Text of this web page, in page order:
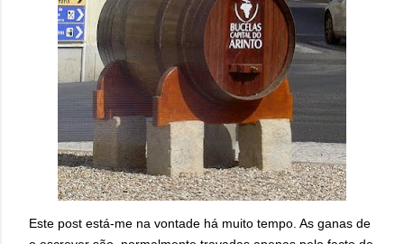
Este post está-me na vontade há muito tempo. As ganas de